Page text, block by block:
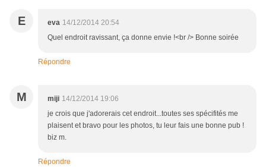
E eva 14/12/2014 20:54
Quel endroit ravissant, ça donne envie !<br /> Bonne soirée
Répondre
M miji 14/12/2014 19:06
je crois que j'adorerais cet endroit...toutes ses spécifités me
plaisent et bravo pour les photos, tu leur fais une bonne pub !
biz m.
Répondre